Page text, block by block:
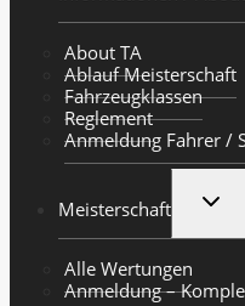
About TA
Ablauf Meisterschaft
Fahrzeugklassen
Reglement
Anmeldung Fahrer /
Meisterschaft
Alle Wertungen
Anmeldung –